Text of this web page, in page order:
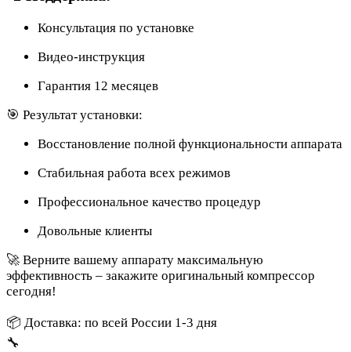
Консультация по установке
Видео-инструкция
Гарантия 12 месяцев
🎯 Результат установки:
Восстановление полной функциональности аппарата
Стабильная работа всех режимов
Профессиональное качество процедур
Довольные клиенты
🚀 Верните вашему аппарату максимальную
эффективность – закажите оригинальный компрессор
сегодня!
📦 Доставка: по всей России 1-3 дня
🔧